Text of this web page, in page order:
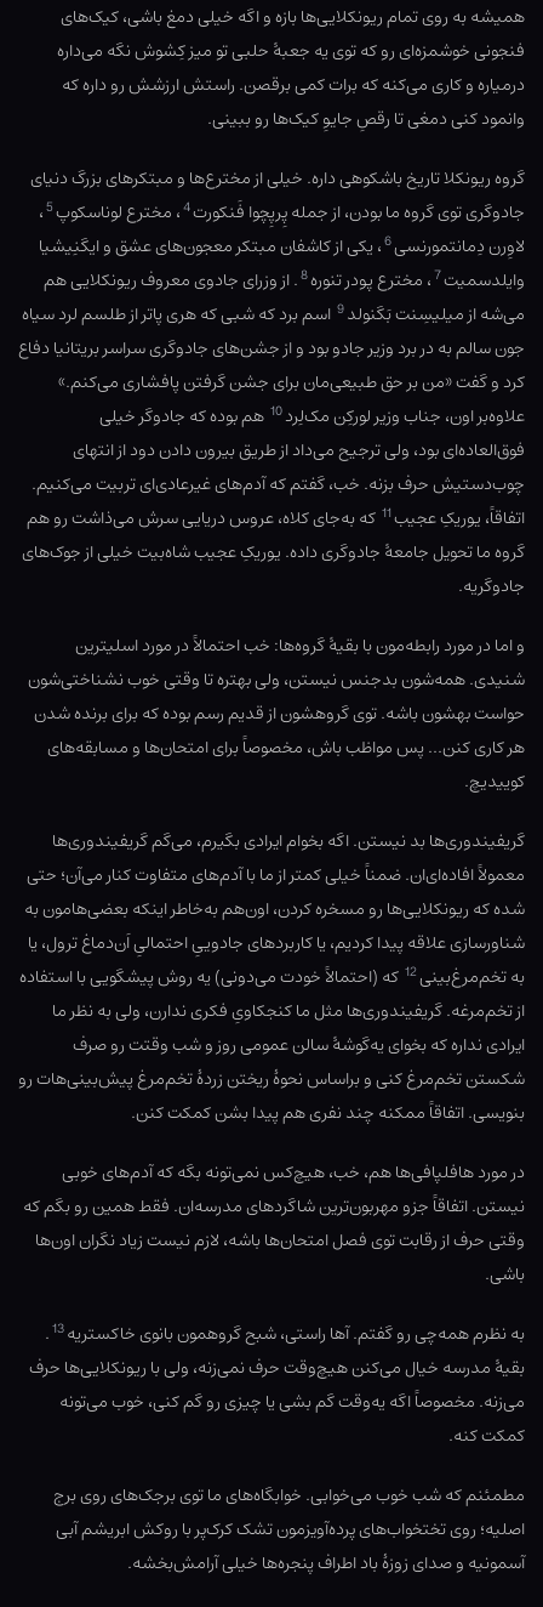
همیشه به روی تمام ریونکلایی‌ها بازه و اگه خیلی دمغ باشی، کیک‌های
فنجونی خوشمزه‌ای رو که توی یه جعبهٔ حلبی تو میز کِشوش نگه می‌داره
درمیاره و کاری می‌کنه که برات کمی برقصن. راستش ارزشش رو داره که
وانمود کنی دمغی تا رقصِ جایوِ کیک‌ها رو ببینی.
گروه ریونکلا تاریخ باشکوهی داره. خیلی از مخترع‌ها و مبتکرهای بزرگ دنیای
جادوگری توی گروه ما بودن، از جمله پِرپِچوا فَنکورت4، مخترع لوناسکوپ5،
لاوِرن دِمانتمورنسی 6، یکی از کاشفان مبتکر معجون‌های عشق و ایگنِیشیا
وایلدسمیت7، مخترع پودر تنوره8. از وزرای جادوی معروف ریونکلایی هم
می‌شه از میلیسِنت بَگنولد 9اسم برد که شبی که هری پاتر از طلسم لرد سیاه
جون سالم به در برد وزیر جادو بود و از جشن‌های جادوگری سراسر بریتانیا دفاع
کرد و گفت «من بر حق طبیعی‌مان برای جشن گرفتن پافشاری می‌کنم.»
علاوه‌بر اون، جناب وزیر لورکِن مک‌لِرد 10هم بوده که جادوگر خیلی
فوق‌العاده‌ای بود، ولی ترجیح می‌داد از طریق بیرون دادن دود از انتهای
چوب‌دستیش حرف بزنه. خب، گفتم که آدم‌های غیرعادی‌ای تربیت می‌کنیم.
اتفاقاً، یوریکِ عجیب11که به‌جای کلاه، عروس دریایی سرش می‌ذاشت رو هم
گروه ما تحویل جامعهٔ جادوگری داده. یوریکِ عجیب شاه‌بیت خیلی از جوک‌های
جادوگریه.
و اما در مورد رابطه‌مون با بقیهٔ گروه‌ها: خب احتمالاً در مورد اسلیترین
شنیدی. همه‌شون بدجنس نیستن، ولی بهتره تا وقتی خوب نشناختی‌شون
حواست بهشون باشه. توی گروهشون از قدیم رسم بوده که برای برنده شدن
هر کاری کنن… پس مواظب باش، مخصوصاً برای امتحان‌ها و مسابقه‌های
کوییدیچ.
گریفیندوری‌ها بد نیستن. اگه بخوام ایرادی بگیرم، می‌گم گریفیندوری‌ها
معمولاً افاده‌ای‌ان. ضمناً خیلی کمتر از ما با آدم‌های متفاوت کنار می‌آن؛ حتی
شده که ریونکلایی‌ها رو مسخره کردن، اون‌هم به‌خاطر اینکه بعضی‌هامون به
شناورسازی علاقه پیدا کردیم، یا کاربردهای جادوییِ احتمالیِ اَن‌دماغ ترول، یا
به تخم‌مرغ‌بینی 12که (احتمالاً خودت می‌دونی) یه روش پیشگویی با استفاده
از تخم‌مرغه. گریفیندوری‌ها مثل ما کنجکاویِ فکری ندارن، ولی به نظر ما
ایرادی نداره که بخوای یه‌گوشهٔ سالن عمومی روز و شب وقتت رو صرف
شکستن تخم‌مرغ کنی و براساس نحوهٔ ریختن زردهٔ تخم‌مرغ پیش‌بینی‌هات رو
بنویسی. اتفاقاً ممکنه چند نفری هم پیدا بشن کمکت کنن.
در مورد هافلپافی‌ها هم، خب، هیچ‌کس نمی‌تونه بگه که آدم‌های خوبی
نیستن. اتفاقاً جزو مهربون‌ترین شاگردهای مدرسه‌ان. فقط همین رو بگم که
وقتی حرف از رقابت توی فصل امتحان‌ها باشه، لازم نیست زیاد نگران اون‌ها
باشی.
به نظرم همه‌چی رو گفتم. آها راستی، شبح گروهمون بانوی خاکستریه13
.
بقیهٔ مدرسه خیال می‌کنن هیچ‌وقت حرف نمی‌زنه، ولی با ریونکلایی‌ها حرف
می‌زنه. مخصوصاً اگه یه‌وقت گم بشی یا چیزی رو گم کنی، خوب می‌تونه
کمکت کنه.
مطمئنم که شب خوب می‌خوابی. خوابگاه‌های ما توی برجک‌های روی برج
اصلیه؛ روی تختخواب‌های پرده‌آویزمون تشک کرک‌پر با روکش ابریشم آبی
آسمونیه و صدای زوزهٔ باد اطراف پنجره‌ها خیلی آرامش‌بخشه.